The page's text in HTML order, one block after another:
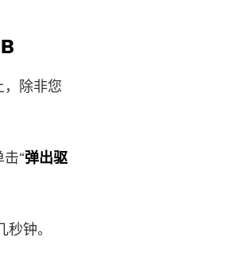
除非您
“弹出驱
钟。